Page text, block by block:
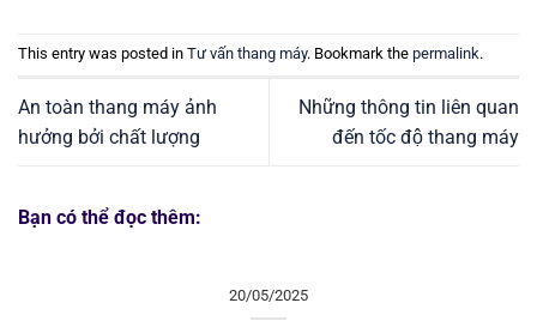
This entry was posted in Tư vấn thang máy. Bookmark the permalink.
An toàn thang máy ảnh
hưởng bởi chất lượng
Những thông tin liên quan
đến tốc độ thang máy
Bạn có thể đọc thêm:
20/05/2025